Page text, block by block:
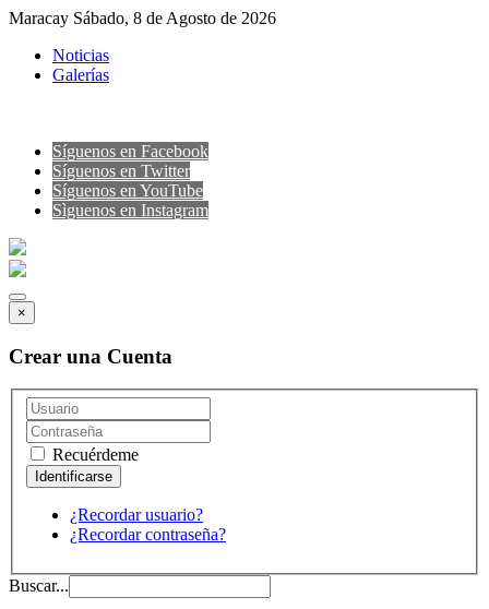
Maracay Sábado, 8 de Agosto de 2026
Noticias
Galerías
Síguenos en Facebook
Síguenos en Twitter
Síguenos en YouTube
Sìguenos en Instagram
×
Crear una Cuenta
Recuérdeme
¿Recordar usuario?
¿Recordar contraseña?
Buscar...